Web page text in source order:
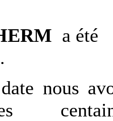
a été
nous